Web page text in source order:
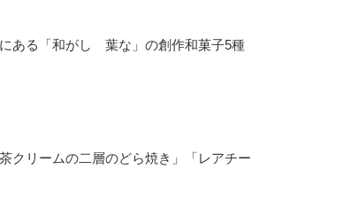
ある「和がし 葉な」の創作和菓子5種
クリームの二層のどら焼き」「レアチー